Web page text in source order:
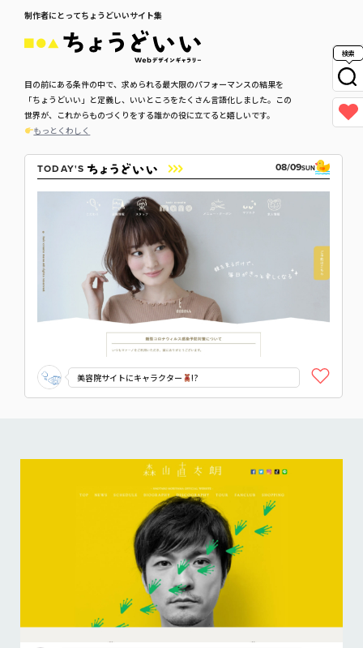
制作者にとってちょうどいいサイト集
目の前にある条件の中で、求められる最大限のパフォーマンスの結果を
「ちょうどいい」と定義し、いいところをたくさん言語化しました。この
世界が、これからものづくりをする誰かの役に立てると嬉しいです。
もっとくわしく
TODAY'S 08/09SUN
美容院サイトにキャラクター !?
検索